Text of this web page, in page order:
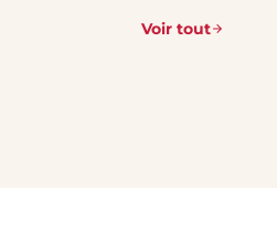
Voir tout